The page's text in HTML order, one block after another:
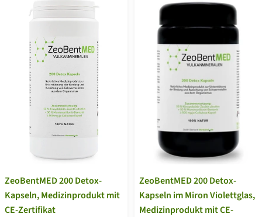
ZeoBentMED 200 Detox-
Kapseln, Medizinprodukt mit
CE-Zertifikat
ZeoBentMED 200 Detox-
Kapseln im Miron Violettglas,
Medizinprodukt mit CE-